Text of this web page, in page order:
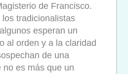
de Francisco.
tradicionalistas
esperan un
al orden y a la claridad
de una
no es más que un